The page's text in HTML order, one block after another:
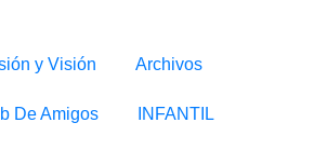
y Visión Archivos
De Amigos INFANTIL